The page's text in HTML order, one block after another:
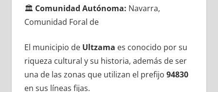
🏛️ Comunidad Autónoma: Navarra,
Comunidad Foral de
El municipio dе Ultzama es conocido pοr su
riqueza cultural у su historia, además dе ser
una dе las zonas quе utilizan el prefijo 94830
en sus líneas fijas.